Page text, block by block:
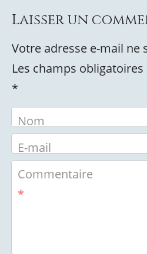
Laisser un
Votre adresse e-mail ne
Les champs
*
Nom
E-mail
Commentaire
*